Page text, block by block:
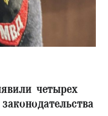
четырех